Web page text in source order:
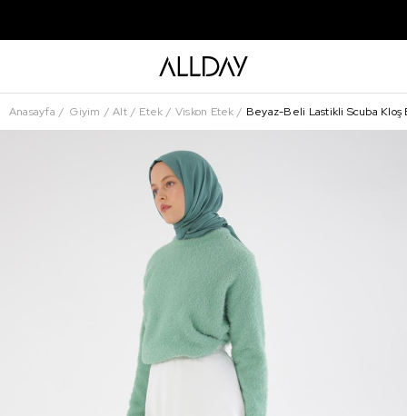
Anasayfa Giyim Alt Etek Viskon Etek Beyaz-Beli Lastikli Scuba Kloş